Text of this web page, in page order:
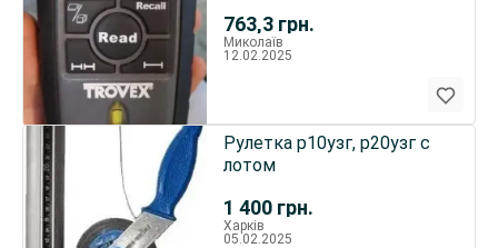
763,3 грн.
Миколаїв
12.02.2025
1 400 грн.
Рулетка р10узг, р20узг с
лотом
Харків
05.02.2025